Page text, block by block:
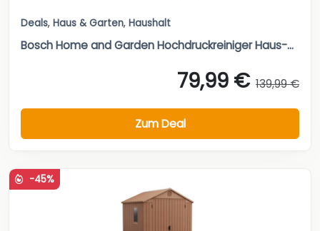
Deals, Haus & Garten, Haushalt
Bosch Home and Garden Hochdruckreiniger Haus-...
79,99 € 139,99 €
Zum Deal
-45%